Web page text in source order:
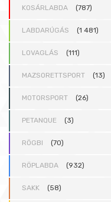
KOSÁRLABDA (787)
LABDARÚGÁS (1 481)
LOVAGLÁS (111)
MAZSORETTSPORT (13)
MOTORSPORT (26)
PETANQUE (3)
RÖGBI (70)
RÖPLABDA (932)
SAKK (58)